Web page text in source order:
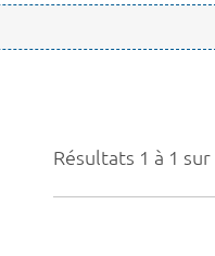
Résultats 1 à 1